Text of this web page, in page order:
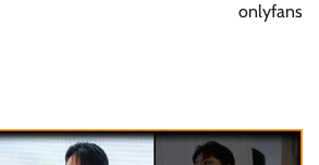
onlyfans